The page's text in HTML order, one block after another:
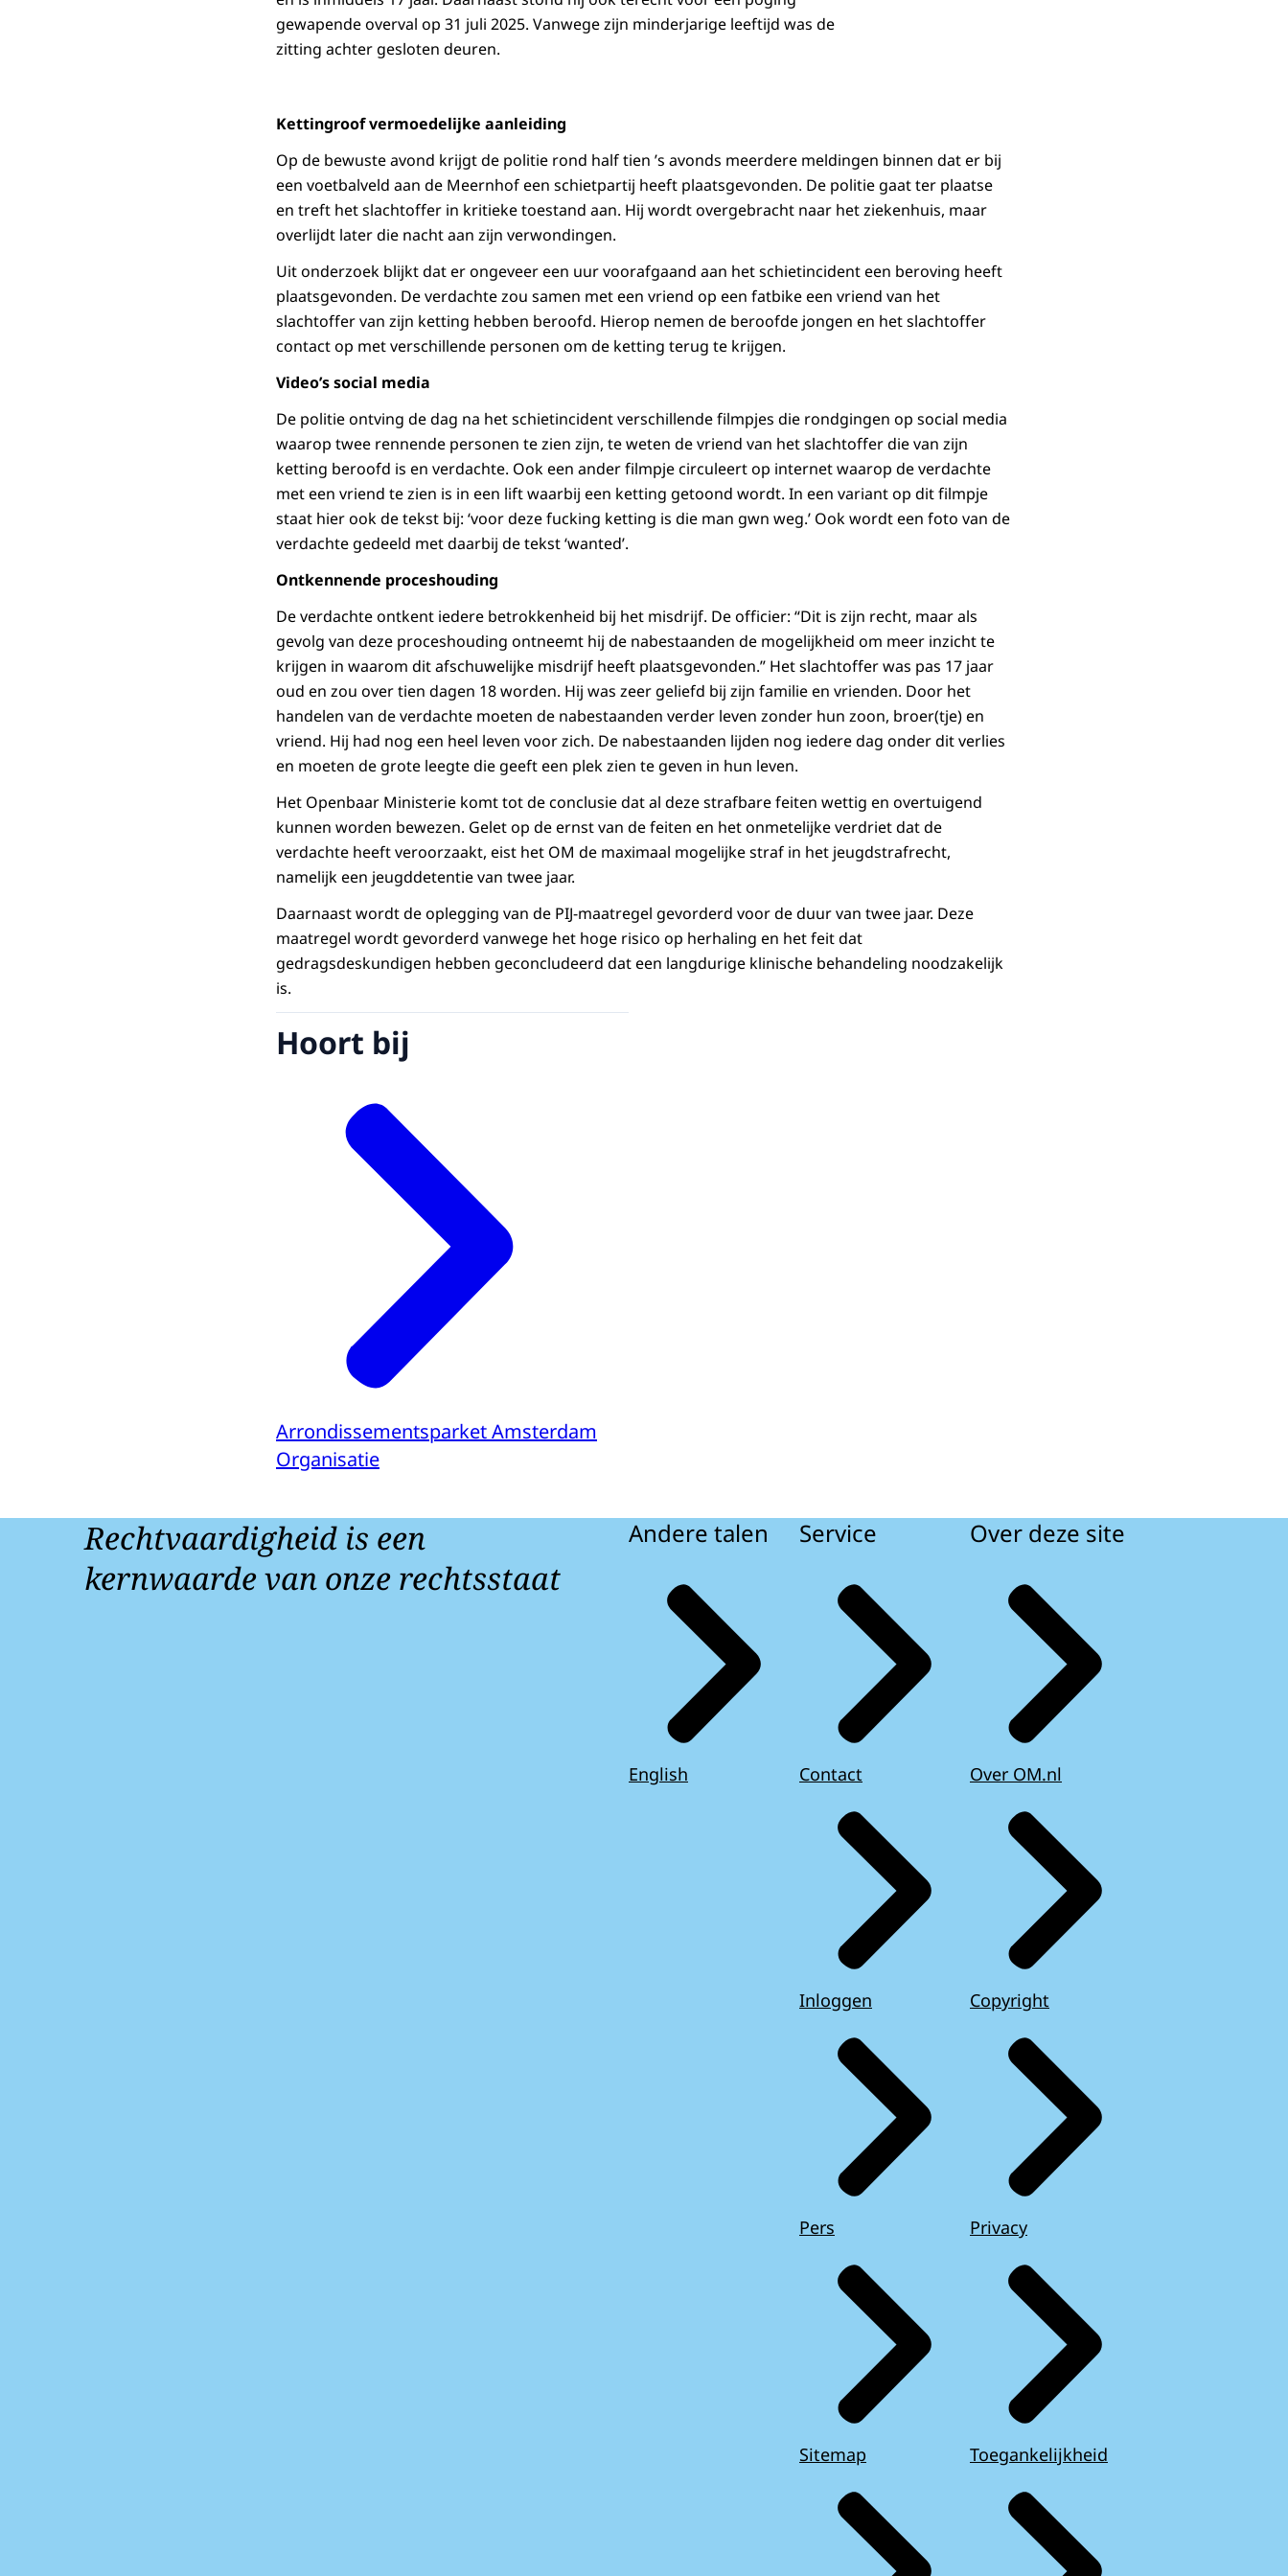
gewapende overval op 31 juli 2025. Vanwege zijn minderjarige leeftijd was de
zitting achter gesloten deuren.
Kettingroof vermoedelijke aanleiding
Op de bewuste avond krijgt de politie rond half tien ’s avonds meerdere meldingen binnen dat er bij
een voetbalveld aan de Meernhof een schietpartij heeft plaatsgevonden. De politie gaat ter plaatse
en treft het slachtoffer in kritieke toestand aan. Hij wordt overgebracht naar het ziekenhuis, maar
overlijdt later die nacht aan zijn verwondingen.
Uit onderzoek blijkt dat er ongeveer een uur voorafgaand aan het schietincident een beroving heeft
plaatsgevonden. De verdachte zou samen met een vriend op een fatbike een vriend van het
slachtoffer van zijn ketting hebben beroofd. Hierop nemen de beroofde jongen en het slachtoffer
contact op met verschillende personen om de ketting terug te krijgen.
Video’s social media
De politie ontving de dag na het schietincident verschillende filmpjes die rondgingen op social media
waarop twee rennende personen te zien zijn, te weten de vriend van het slachtoffer die van zijn
ketting beroofd is en verdachte. Ook een ander filmpje circuleert op internet waarop de verdachte
met een vriend te zien is in een lift waarbij een ketting getoond wordt. In een variant op dit filmpje
staat hier ook de tekst bij: ‘voor deze fucking ketting is die man gwn weg.’ Ook wordt een foto van de
verdachte gedeeld met daarbij de tekst ‘wanted’.
Ontkennende proceshouding
De verdachte ontkent iedere betrokkenheid bij het misdrijf. De officier: “Dit is zijn recht, maar als
gevolg van deze proceshouding ontneemt hij de nabestaanden de mogelijkheid om meer inzicht te
krijgen in waarom dit afschuwelijke misdrijf heeft plaatsgevonden.” Het slachtoffer was pas 17 jaar
oud en zou over tien dagen 18 worden. Hij was zeer geliefd bij zijn familie en vrienden. Door het
handelen van de verdachte moeten de nabestaanden verder leven zonder hun zoon, broer(tje) en
vriend. Hij had nog een heel leven voor zich. De nabestaanden lijden nog iedere dag onder dit verlies
en moeten de grote leegte die geeft een plek zien te geven in hun leven.
Het Openbaar Ministerie komt tot de conclusie dat al deze strafbare feiten wettig en overtuigend
kunnen worden bewezen. Gelet op de ernst van de feiten en het onmetelijke verdriet dat de
verdachte heeft veroorzaakt, eist het OM de maximaal mogelijke straf in het jeugdstrafrecht,
namelijk een jeugddetentie van twee jaar.
Daarnaast wordt de oplegging van de PIJ-maatregel gevorderd voor de duur van twee jaar. Deze
maatregel wordt gevorderd vanwege het hoge risico op herhaling en het feit dat
gedragsdeskundigen hebben geconcludeerd dat een langdurige klinische behandeling noodzakelijk
is.
Hoort bij
Arrondissementsparket Amsterdam
Organisatie
Rechtvaardigheid is een
kernwaarde van onze rechtsstaat
Andere talen
English
Service
Contact
Inloggen
Pers
Sitemap
Over deze site
Over OM.nl
Copyright
Privacy
Toegankelijkheid